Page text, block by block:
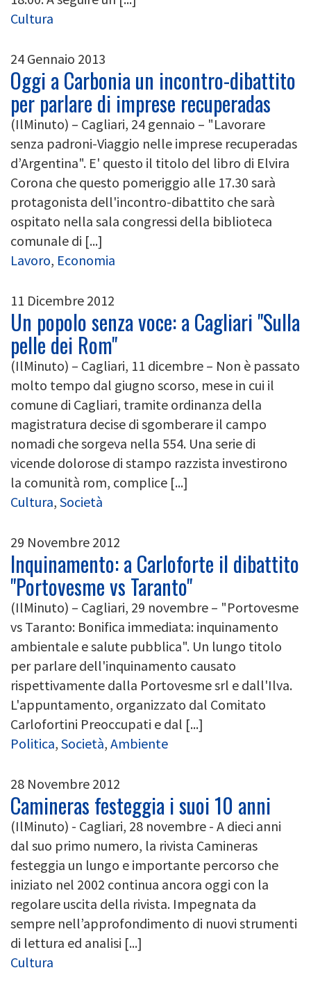
Cultura
24 Gennaio 2013
Oggi a Carbonia un incontro-dibattito
per parlare di imprese recuperadas
(IlMinuto) – Cagliari, 24 gennaio – "Lavorare
senza padroni-Viaggio nelle imprese recuperadas
d’Argentina". E' questo il titolo del libro di Elvira
Corona che questo pomeriggio alle 17.30 sarà
protagonista dell'incontro-dibattito che sarà
ospitato nella sala congressi della biblioteca
comunale di [...]
Lavoro, Economia
11 Dicembre 2012
Un popolo senza voce: a Cagliari "Sulla
pelle dei Rom"
(IlMinuto) – Cagliari, 11 dicembre – Non è passato
molto tempo dal giugno scorso, mese in cui il
comune di Cagliari, tramite ordinanza della
magistratura decise di sgomberare il campo
nomadi che sorgeva nella 554. Una serie di
vicende dolorose di stampo razzista investirono
la comunità rom, complice [...]
Cultura, Società
29 Novembre 2012
Inquinamento: a Carloforte il dibattito
"Portovesme vs Taranto"
(IlMinuto) – Cagliari, 29 novembre – "Portovesme
vs Taranto: Bonifica immediata: inquinamento
ambientale e salute pubblica". Un lungo titolo
per parlare dell'inquinamento causato
rispettivamente dalla Portovesme srl e dall'Ilva.
L'appuntamento, organizzato dal Comitato
Carlofortini Preoccupati e dal [...]
Politica, Società, Ambiente
28 Novembre 2012
Camineras festeggia i suoi 10 anni
(IlMinuto) - Cagliari, 28 novembre - A dieci anni
dal suo primo numero, la rivista Camineras
festeggia un lungo e importante percorso che
iniziato nel 2002 continua ancora oggi con la
regolare uscita della rivista. Impegnata da
sempre nell’approfondimento di nuovi strumenti
di lettura ed analisi [...]
Cultura